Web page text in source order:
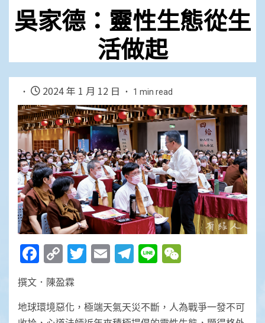
吳家德：靈性生態從生
活做起
2024 年 1 月 12 日 1 min read
Facebook
Copy
Link
Twitter
EmailTelegram
Line
撰文．陳盈霖
地球環境惡化，極端天氣天災不斷，人為戰爭一發不可